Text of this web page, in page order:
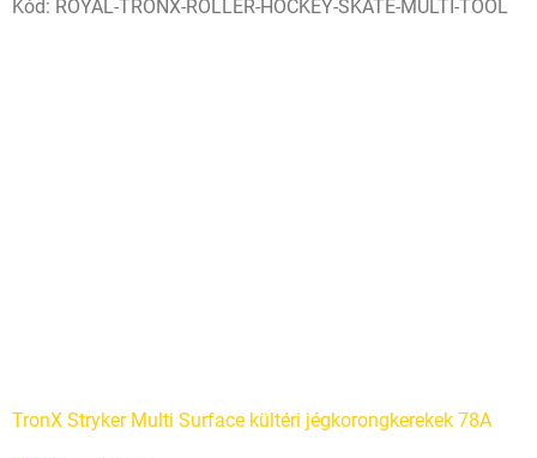
Kód: ROYAL-TRONX-ROLLER-HOCKEY-SKATE-MULTI-TOOL
TronX Stryker Multi Surface kültéri jégkorongkerekek 78A